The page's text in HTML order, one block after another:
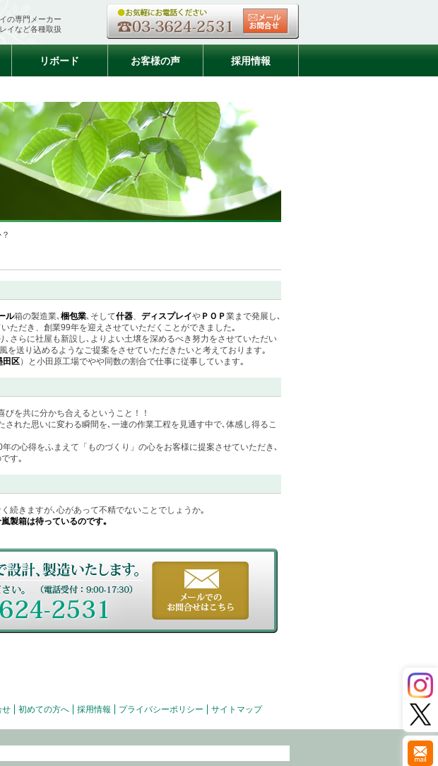
の専門メーカー
イなど各種取扱
リボード お客様の声 採用情報
ル箱の製造業､ 梱包業､そして什器、 ディスプレイや ＰＯＰ業まで発展し､
ただき、創業99年を迎えさせていただくことができました｡
､さらに社屋も新設し､よりよい土壌を深めるべき努力をさせていただい
を送り込めるようなご提案をさせていただきたいと考えております｡
田区）と小田原工場でやや同数の割合で仕事に従事しています｡
を共に分かち合えるということ！！
れた思いに変わる瞬間を､一連の作業工程を見通す中で､体感し得るこ
の心得をふまえて「ものづくり」の心をお客様に提案させていただき､
す｡
続きますが､心があって不精でないことでしょうか｡
製箱は待っているのです｡
せ 初めての方へ 採用情報 プライバシーポリシー サイトマップ